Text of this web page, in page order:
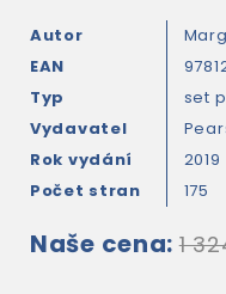
Autor
EAN
Typ
set
Vydavatel
Rok vydání
2019
Počet stran
175
Naše cena: 1